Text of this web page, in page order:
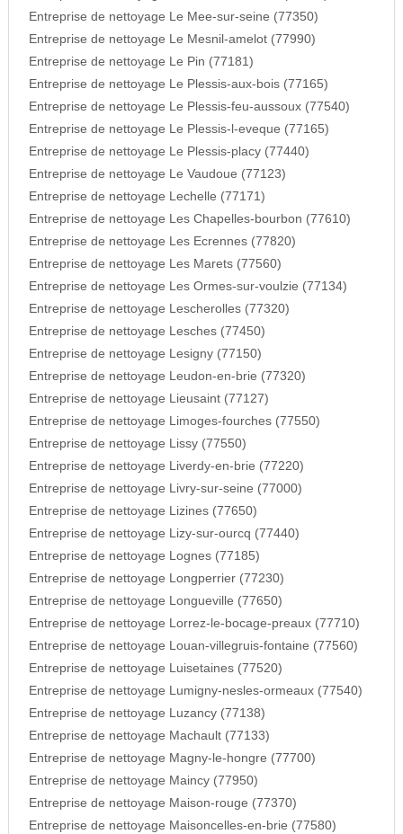
Entreprise de nettoyage Le Mee-sur-seine (77350)
Entreprise de nettoyage Le Mesnil-amelot (77990)
Entreprise de nettoyage Le Pin (77181)
Entreprise de nettoyage Le Plessis-aux-bois (77165)
Entreprise de nettoyage Le Plessis-feu-aussoux (77540)
Entreprise de nettoyage Le Plessis-l-eveque (77165)
Entreprise de nettoyage Le Plessis-placy (77440)
Entreprise de nettoyage Le Vaudoue (77123)
Entreprise de nettoyage Lechelle (77171)
Entreprise de nettoyage Les Chapelles-bourbon (77610)
Entreprise de nettoyage Les Ecrennes (77820)
Entreprise de nettoyage Les Marets (77560)
Entreprise de nettoyage Les Ormes-sur-voulzie (77134)
Entreprise de nettoyage Lescherolles (77320)
Entreprise de nettoyage Lesches (77450)
Entreprise de nettoyage Lesigny (77150)
Entreprise de nettoyage Leudon-en-brie (77320)
Entreprise de nettoyage Lieusaint (77127)
Entreprise de nettoyage Limoges-fourches (77550)
Entreprise de nettoyage Lissy (77550)
Entreprise de nettoyage Liverdy-en-brie (77220)
Entreprise de nettoyage Livry-sur-seine (77000)
Entreprise de nettoyage Lizines (77650)
Entreprise de nettoyage Lizy-sur-ourcq (77440)
Entreprise de nettoyage Lognes (77185)
Entreprise de nettoyage Longperrier (77230)
Entreprise de nettoyage Longueville (77650)
Entreprise de nettoyage Lorrez-le-bocage-preaux (77710)
Entreprise de nettoyage Louan-villegruis-fontaine (77560)
Entreprise de nettoyage Luisetaines (77520)
Entreprise de nettoyage Lumigny-nesles-ormeaux (77540)
Entreprise de nettoyage Luzancy (77138)
Entreprise de nettoyage Machault (77133)
Entreprise de nettoyage Magny-le-hongre (77700)
Entreprise de nettoyage Maincy (77950)
Entreprise de nettoyage Maison-rouge (77370)
Entreprise de nettoyage Maisoncelles-en-brie (77580)